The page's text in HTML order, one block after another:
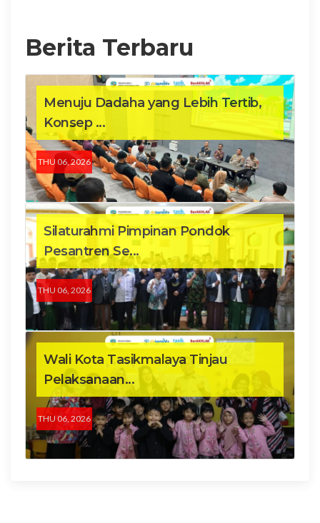
Berita Terbaru
Menuju Dadaha yang Lebih Tertib,
Konsep ...
THU 06, 2026
Silaturahmi Pimpinan Pondok
Pesantren Se...
THU 06, 2026
Wali Kota Tasikmalaya Tinjau
Pelaksanaan...
THU 06, 2026